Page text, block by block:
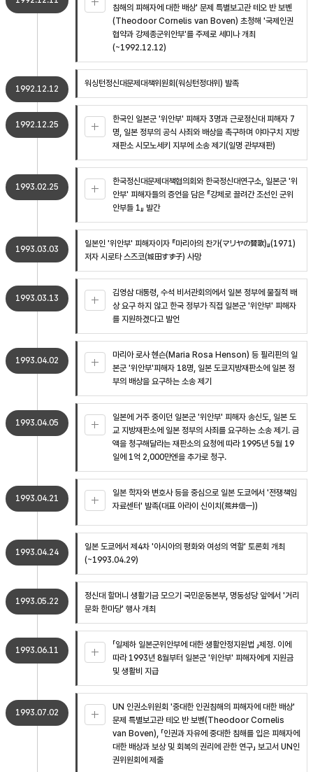
침해의 피해자에 대한 배상' 문제 특별보고관 테오 반 보벤
(Theodoor Cornelis van Boven) 초청해 '국제인권
협약과 강제종군위안부'를 주제로 세미나 개최
(~1992.12.12)
1992.12.12
워싱턴정신대문제대책위원회(워싱턴정대위) 발족
1992.12.25
한국인 일본군 '위안부' 피해자 3명과 근로정신대 피해자 7
명, 일본 정부의 공식 사죄와 배상을 촉구하며 야마구치 지방
재판소 시모노세키 지부에 소송 제기(일명 관부재판)
1993.02.25
한국정신대문제대책협의회와 한국정신대연구소, 일본군 '위
안부' 피해자들의 증언을 담은 『강제로 끌려간 조선인 군위
안부들 1』 발간
1993.03.03
일본인 '위안부' 피해자이자 『마리아의 찬가(マリヤの賛歌)』(1971)
저자 시로타 스즈코(城田すず子) 사망
1993.03.13
김영삼 대통령, 수석 비서관회의에서 일본 정부에 물질적 배
상 요구 하지 않고 한국 정부가 직접 일본군 '위안부' 피해자
를 지원하겠다고 발언
1993.04.02
마리아 로사 헨슨(Maria Rosa Henson) 등 필리핀의 일
본군 '위안부'피해자 18명, 일본 도쿄지방재판소에 일본 정
부의 배상을 요구하는 소송 제기
1993.04.05
일본에 거주 중이던 일본군 '위안부' 피해자 송신도, 일본 도
교 지방재판소에 일본 정부의 사죄를 요구하는 소송 제기. 금
액을 청구해달라는 재판소의 요청에 따라 1995년 5월 19
일에 1억 2,000만엔을 추가로 청구.
1993.04.21
일본 학자와 변호사 등을 중심으로 일본 도쿄에서 '전쟁책임
자료센터' 발족(대표 아라이 신이치(荒井信一))
1993.04.24
일본 도쿄에서 제4차 '아시아의 평화와 여성의 역할' 토론회 개최
(~1993.04.29)
1993.05.22
정신대 할머니 생활기금 모으기 국민운동본부, 명동성당 앞에서 '거리
문화 한마당' 행사 개최
1993.06.11
「일제하 일본군위안부에 대한 생활안정지원법 」제정. 이에
따라 1993년 8월부터 일본군 '위안부' 피해자에게 지원금
및 생활비 지급
1993.07.02
UN 인권소위원회 '중대한 인권침해의 피해자에 대한 배상'
문제 특별보고관 테오 반 보벤(Theodoor Cornelis
van Boven), 「인권과 자유에 중대한 침해를 입은 피해자에
대한 배상과 보상 및 회복의 권리에 관한 연구」 보고서 UN인
권위원회에 제출